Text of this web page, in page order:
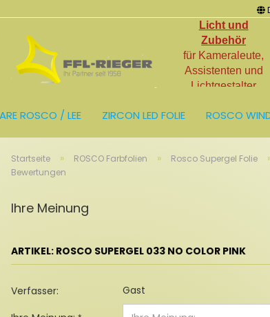
Licht und
Zubehör
für Kameraleute,
Assistenten und
Lichtgestalter
ROSCO / LEE ZIRCON LED FOLIE ROSCO
Startseite » ROSCO Farbfolien » Rosco Supergel Folie
Bewertungen
Ihre Meinung
ARTIKEL: ROSCO SUPERGEL 033 NO COLOR PINK
Verfasser:
Gast